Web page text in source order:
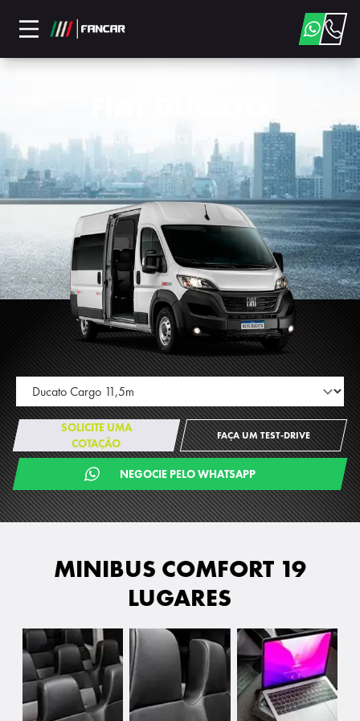
QUEM CONHECE RECONHECE
SOLICITE UMA
COTAÇÃO
FAÇA UM TEST-DRIVE
NEGOCIE PELO WHATSAPP
MINIBUS COMFORT 19
LUGARES